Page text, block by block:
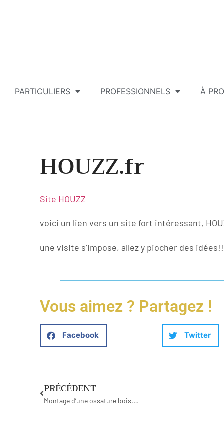
PARTICULIERS PROFESSIONNELS À
HOUZZ.fr
Site HOUZZ
voici un lien vers un site fort intéressant,
une visite s’impose, allez y piocher des
Vous aimez ? Partagez !
Facebook Twitter
PRÉCÉDENT
Montage d’une ossature bois,…